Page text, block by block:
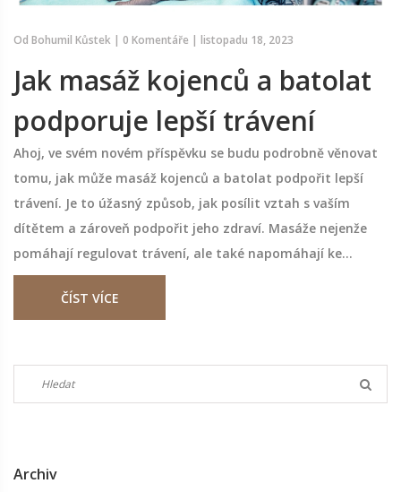
Od Bohumil Kůstek | 0 Komentáře | listopadu 18, 2023
Jak masáž kojenců a batolat
podporuje lepší trávení
Ahoj, ve svém novém příspěvku se budu podrobně věnovat
tomu, jak může masáž kojenců a batolat podpořit lepší
trávení. Je to úžasný způsob, jak posílit vztah s vaším
dítětem a zároveň podpořit jeho zdraví. Masáže nejenže
pomáhají regulovat trávení, ale také napomáhají ke
klidnějšímu spánku a celkovému pocitu pohody. Budu
sdílet některé techniky a tipy, jak správně masírovat vaše
ČÍST VÍCE
Archiv